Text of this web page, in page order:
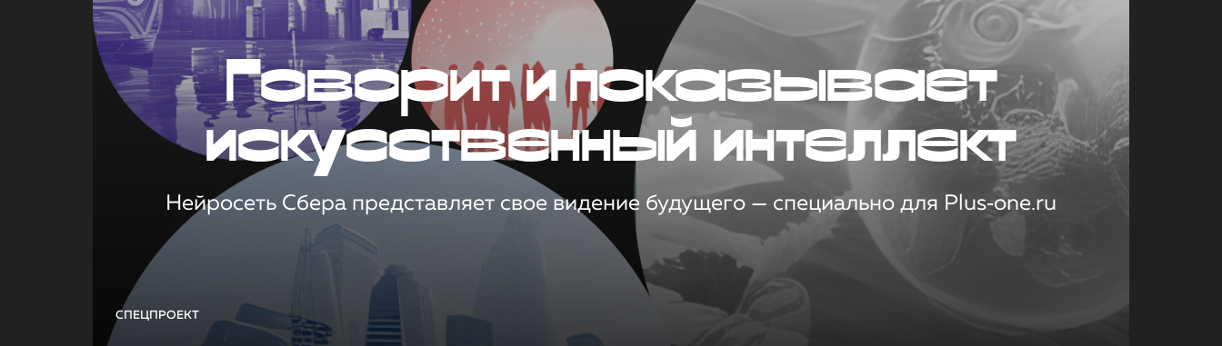
СПЕЦПРОЕКТ
Говорит и показывает
искусственный интеллект
Нейросеть Сбера представляет свое видение будущего — специально для Plus‑one.ru